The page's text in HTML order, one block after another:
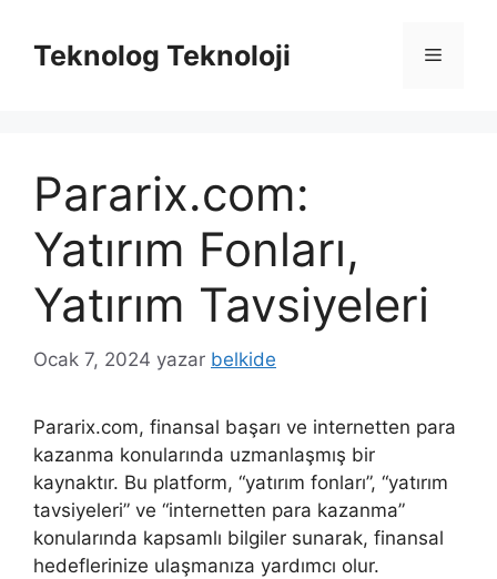
Teknolog Teknoloji Menü
Pararix.com:
Yatırım Fonları,
Yatırım Tavsiyeleri
Ocak 7, 2024 yazar belkide
Pararix.com, finansal başarı ve internetten para
kazanma konularında uzmanlaşmış bir
kaynaktır. Bu platform, “yatırım fonları”, “yatırım
tavsiyeleri” ve “internetten para kazanma”
konularında kapsamlı bilgiler sunarak, finansal
hedeflerinize ulaşmanıza yardımcı olur.